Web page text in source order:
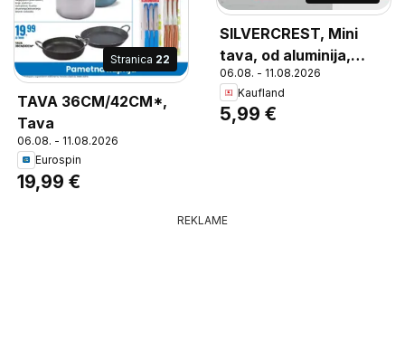
Stranica 22
TAVA 36CM/42CM*,
Tava
06.08. - 11.08.2026
Eurospin
19,99 €
SILVERCREST, Mini
tava, od aluminija,
promjera cca. 20 cm,
komad, Mini tava od
aluminija, promjera
06.08. - 11.08.2026
Kaufland
5,99 €
REKLAME